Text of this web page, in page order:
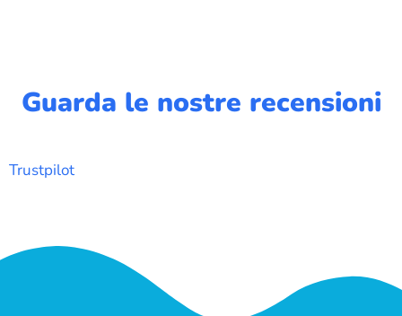
Guarda le nostre recensioni
Trustpilot